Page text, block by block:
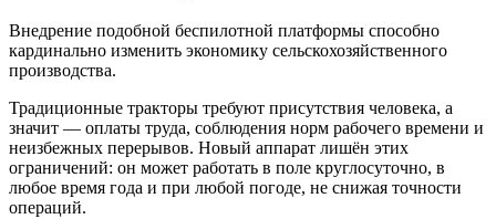
Внедрение подобной беспилотной платформы способно
кардинально изменить экономику сельскохозяйственного
производства.
Традиционные тракторы требуют присутствия человека, а
значит — оплаты труда, соблюдения норм рабочего времени и
неизбежных перерывов. Новый аппарат лишён этих
ограничений: он может работать в поле круглосуточно, в
любое время года и при любой погоде, не снижая точности
операций.